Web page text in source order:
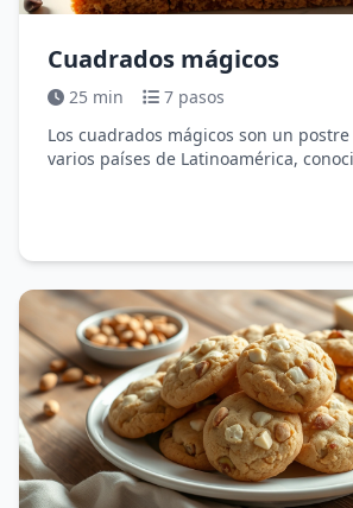
Cuadrados mágicos
25 min
7 pasos
Los cuadrados mágicos son un
varios países de Latinoamérica,